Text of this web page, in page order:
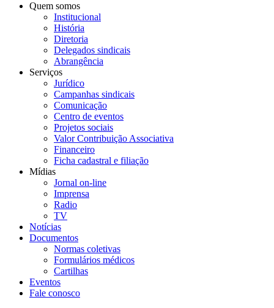
Quem somos
Institucional
História
Diretoria
Delegados sindicais
Abrangência
Serviços
Jurídico
Campanhas sindicais
Comunicação
Centro de eventos
Projetos sociais
Valor Contribuição Associativa
Financeiro
Ficha cadastral e filiação
Mídias
Jornal on-line
Imprensa
Radio
TV
Notícias
Documentos
Normas coletivas
Formulários médicos
Cartilhas
Eventos
Fale conosco